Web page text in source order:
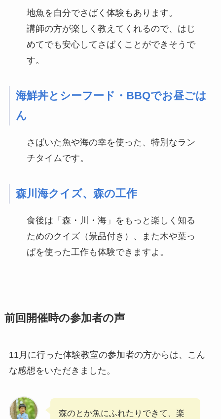
地魚を自分でさばく体験もあります。
講師の方が楽しく教えてくれるので、はじ
めてでも安心してさばくことができそうで
す。
海鮮丼とシーフード・BBQでお昼ごは
ん
さばいた魚や海の幸を使った、特別なラン
チタイムです。
森川海クイズ、森の工作
食後は「森・川・海」をもっと楽しく知る
ためのクイズ（景品付き）、また木や葉っ
ぱを使った工作も体験できますよ。
前回開催時の参加者の声
11月に行った体験教室の参加者の方からは、こん
な感想をいただきました。
森のとか魚にふれたりできて、楽